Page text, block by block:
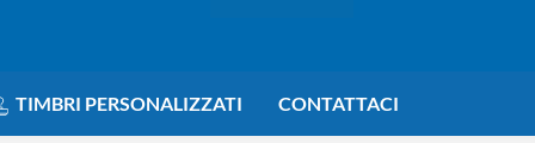
TIMBRI PERSONALIZZATI CONTATTACI